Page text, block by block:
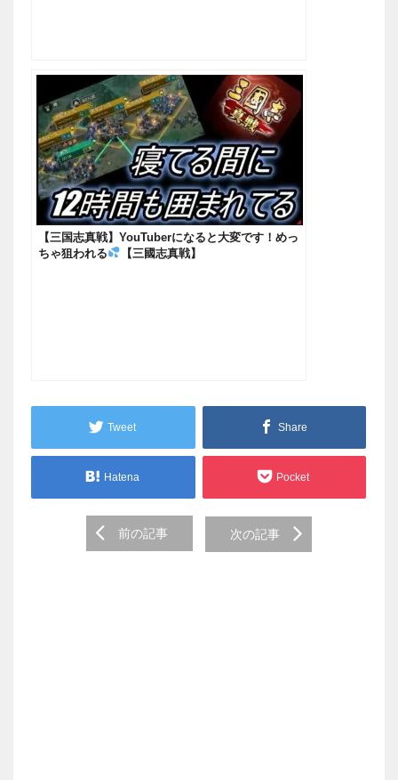
【三国志真戦】YouTuberになると大変です！めっ
ちゃ狙われる
【三國志真戦】
Tweet Share
Hatena Pocket
navigation
前の記事 次の記事